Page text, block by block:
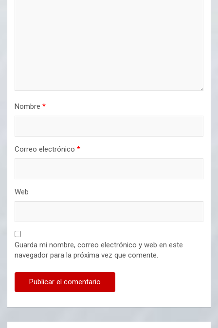
Nombre *
Correo electrónico *
Web
Guarda mi nombre, correo electrónico y web en este
navegador para la próxima vez que comente.